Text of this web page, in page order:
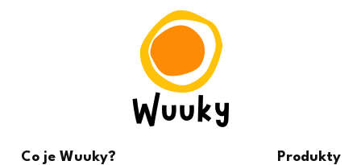
Co je Wuuky?
Produkty